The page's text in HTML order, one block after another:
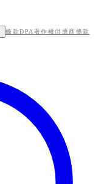
條款DPA 著作權供應商條款